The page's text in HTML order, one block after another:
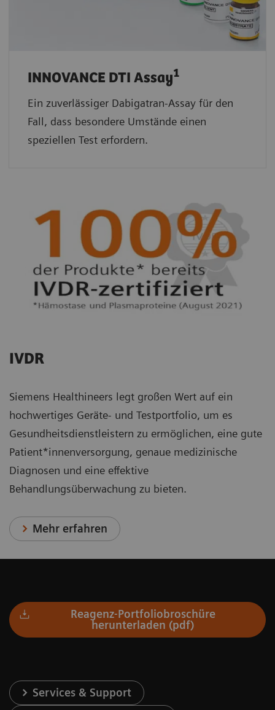
INNOVANCE DTI Assay1
Ein zuverlässiger Dabigatran-Assay für den
Fall, dass besondere Umstände einen
speziellen Test erfordern.
IVDR
Siemens Healthineers legt großen Wert auf ein
hochwertiges Geräte- und Testportfolio, um es
Gesundheitsdienstleistern zu ermöglichen, eine gute
Patient*innenversorgung, genaue medizinische
Diagnosen und eine effektive
Behandlungsüberwachung zu bieten.
Mehr erfahren
Reagenz-Portfoliobroschüre
herunterladen (pdf)
Services & Support